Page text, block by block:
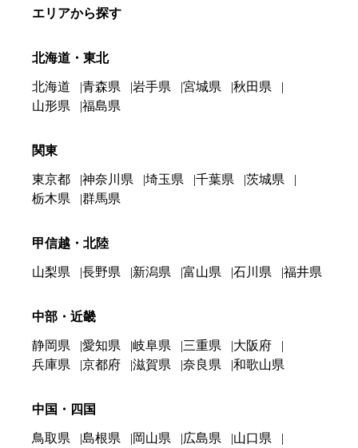
エリアから探す
北海道・東北
北海道 青森県 岩手県 宮城県
秋田県
山形県
福島県
関東
東京都 神奈川県 埼玉県 千葉県
茨城県
栃木県
群馬県
甲信越・北陸
山梨県 長野県 新潟県 富山県 石川県 福井県
中部・近畿
静岡県 愛知県 岐阜県 三重県
大阪府
兵庫県
京都府 滋賀県 奈良県 和歌山県
中国・四国
鳥取県 島根県 岡山県 広島県
山口県